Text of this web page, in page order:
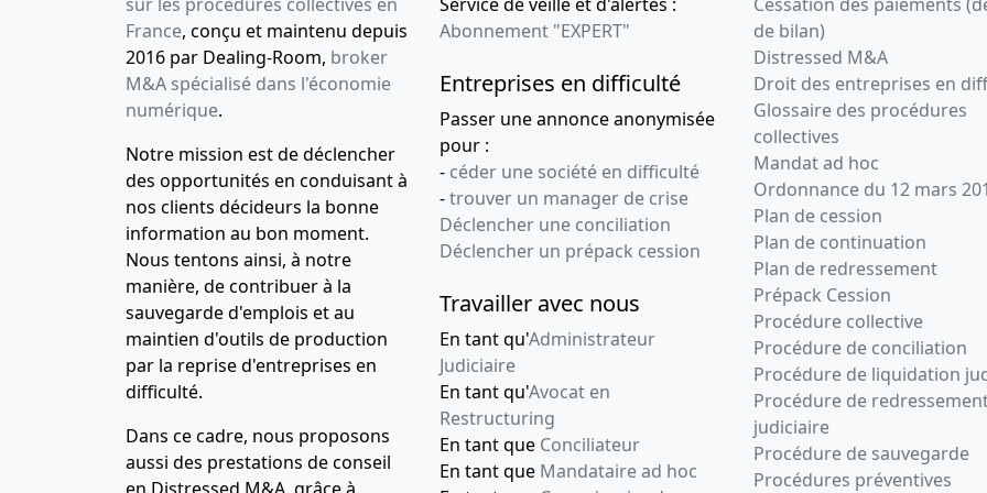
France, conçu et maintenu depuis
2016 par Dealing-Room, broker
M&A spécialisé dans l'économie
numérique.
Notre mission est de déclencher
des opportunités en conduisant à
nos clients décideurs la bonne
information au bon moment.
Nous tentons ainsi, à notre
manière, de contribuer à la
sauvegarde d'emplois et au
maintien d'outils de production
par la reprise d'entreprises en
difficulté.
Dans ce cadre, nous proposons
aussi des prestations de conseil
Abonnement "EXPERT"
Entreprises en difficulté
Passer une annonce anonymisée
pour :
- céder une société en difficulté
-trouver un manager de crise
Déclencher une conciliation
Déclencher un prépack cession
Travailler avec nous
En tant qu'Administrateur
Judiciaire
En tant qu'Avocat en
Restructuring
En tant que Conciliateur
En tant que Mandataire ad hoc
de bilan)
Distressed M&A
Droit des entreprises en
Glossaire des procédures
collectives
Mandat ad hoc
Ordonnance du 12 mars
Plan de cession
Plan de continuation
Plan de redressement
Prépack Cession
Procédure collective
Procédure de conciliation
Procédure de liquidation
Procédure de
judiciaire
Procédure de sauvegarde
Procédures préventives